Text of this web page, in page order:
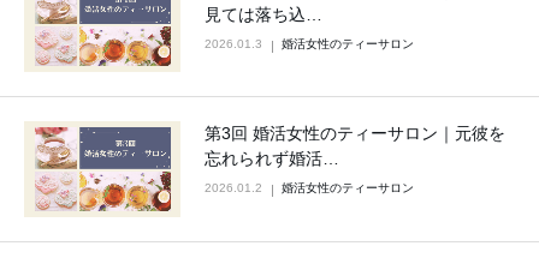
見ては落ち込…
2026.01.3 婚活女性のティーサロン
第3回 婚活女性のティーサロン｜元彼を
忘れられず婚活…
2026.01.2 婚活女性のティーサロン